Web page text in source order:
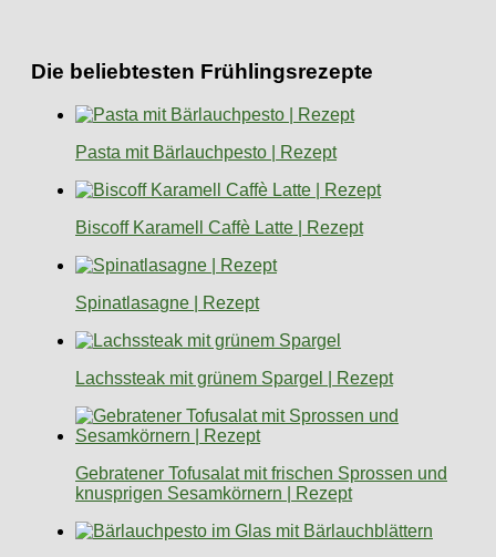
Die beliebtesten Frühlingsrezepte
Pasta mit Bärlauchpesto | Rezept
Biscoff Karamell Caffè Latte | Rezept
Spinatlasagne | Rezept
Lachssteak mit grünem Spargel | Rezept
Gebratener Tofusalat mit frischen Sprossen und
knusprigen Sesamkörnern | Rezept